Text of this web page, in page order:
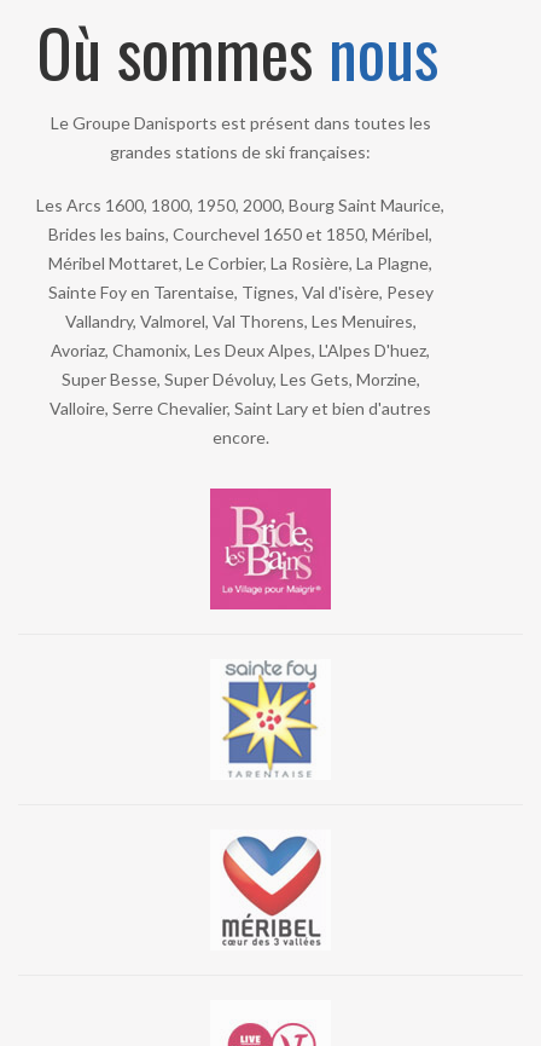
Où sommes nous
Le Groupe Danisports est présent dans toutes les
grandes stations de ski françaises:
Les Arcs 1600, 1800, 1950, 2000, Bourg Saint Maurice,
Brides les bains, Courchevel 1650 et 1850, Méribel,
Méribel Mottaret, Le Corbier, La Rosière, La Plagne,
Sainte Foy en Tarentaise, Tignes, Val d'isère, Pesey
Vallandry, Valmorel, Val Thorens, Les Menuires,
Avoriaz, Chamonix, Les Deux Alpes, L'Alpes D'huez,
Super Besse, Super Dévoluy, Les Gets, Morzine,
Valloire, Serre Chevalier, Saint Lary et bien d'autres
encore.